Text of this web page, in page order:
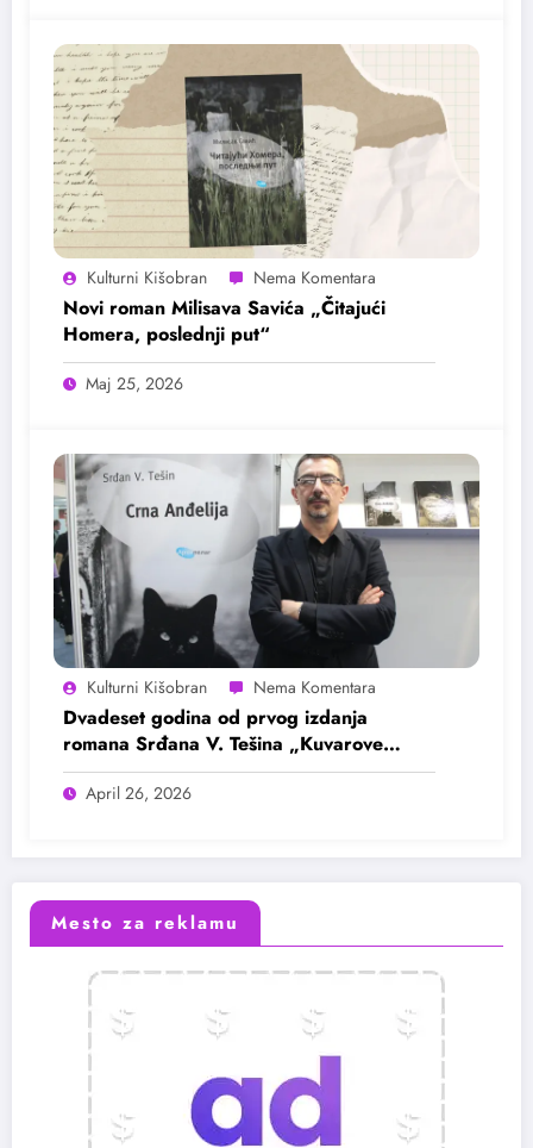
Kulturni Kišobran
Novi roman Milisava Savića „Čitajući
Homera, poslednji put“
Maj 25, 2026
Kulturni Kišobran
Dvadeset godina od prvog izdanja
romana Srđana V. Tešina „Kuvarove
kletve i druge gadosti“
April 26, 2026
Mesto za reklamu